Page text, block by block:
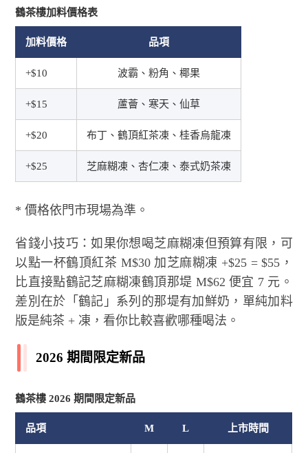
鶴茶樓加料價格表
加料價格 品項
+$10 波霸、粉角、椰果
+$15 蘆薈、寒天、仙草
+$20 布丁、鶴頂紅茶凍、桂香烏龍凍
+$25 芝麻糊凍、杏仁凍、泰式奶茶凍
* 價格依門市現場為準。
省錢小技巧：如果你想喝芝麻糊凍但預算有限，可
以點一杯鶴頂紅茶 M$30 加芝麻糊凍 +$25 = $55，
比直接點鶴記芝麻糊凍鶴頂那堤 M$62 便宜 7 元。
差別在於「鶴記」系列的那堤有加鮮奶，單純加料
版是純茶 + 凍，看你比較喜歡哪種喝法。
2026 期間限定新品
鶴茶樓 2026 期間限定新品
品項 M L 上市時間